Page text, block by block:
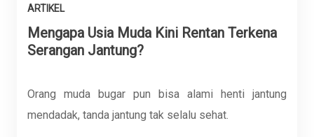
ARTIKEL
Mengapa Usia Muda Kini Rentan Terkena
Serangan Jantung?
Orang muda bugar pun bisa alami henti jantung
mendadak, tanda jantung tak selalu sehat.